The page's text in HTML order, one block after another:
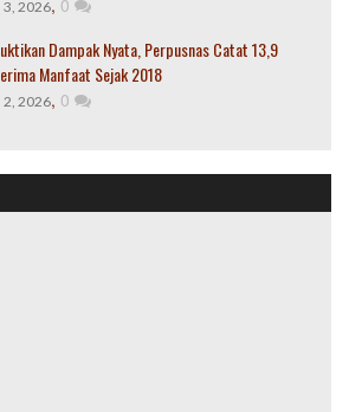
3, 2026, 0
Dampak Nyata, Perpusnas Catat 13,9
Manfaat Sejak 2018
2, 2026, 0